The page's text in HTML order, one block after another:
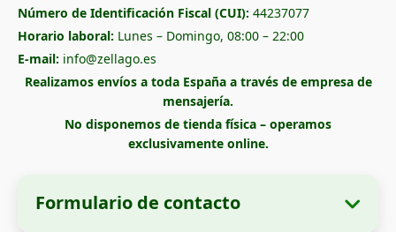
Número de Identificación Fiscal (CUI): 44237077
Horario laboral: Lunes – Domingo, 08:00 – 22:00
E-mail: info@zellago.es
Realizamos envíos a toda España a través de empresa de
mensajería.
No disponemos de tienda física – operamos
exclusivamente online.
Formulario de contacto